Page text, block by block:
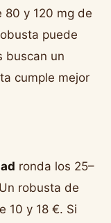
80 y 120 mg de
puede
buscan un
cumple mejor
ronda los 25–
robusta de
10 y 18 €. Si